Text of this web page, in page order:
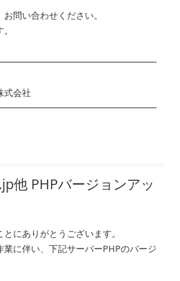
問い合わせください。
式会社
他 PHPバージョンアッ
にありがとうございます。
に伴い、下記サーバーPHPのバージ